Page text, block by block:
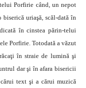
Porfirie când, un nepot
biserică uriaşă, scăl-dată în
în cinstea părin-telui
Porfirie. Totodată a văzut
în straie de lumină şi
dar şi în afara bisericii
text şi a cărui muzică